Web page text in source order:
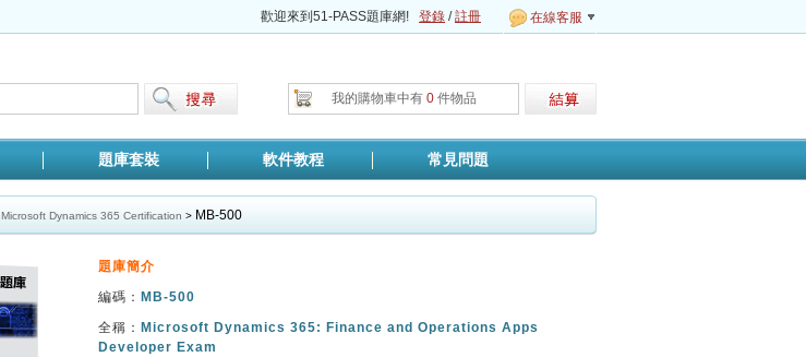
在線客服
歡迎來到51-PASS題庫網! 登錄 /註冊
我的購物車中有 0件物品
題庫套裝 軟件教程 常見問題
Microsoft Dynamics 365 Certification > MB-500
題庫簡介
編碼： MB-500
全稱： Microsoft Dynamics 365: Finance and Operations Apps
Developer Exam